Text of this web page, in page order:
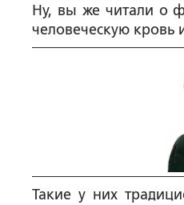
Ну, вы же читали о
человеческую кровь
Такие у них